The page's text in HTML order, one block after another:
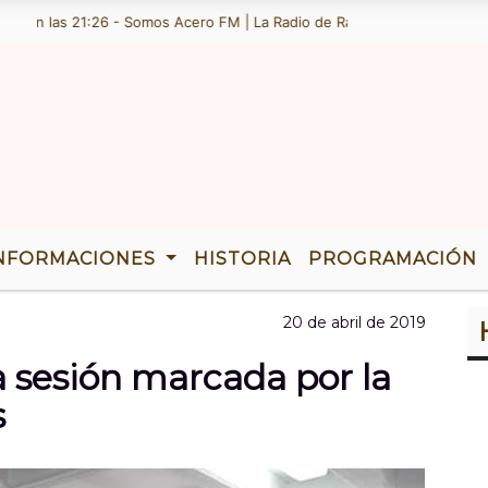
21:26 - Somos Acero FM | La Radio de Ramallo | TENEMOS 36
HISTORIA PROGRAMACIÓN
20 de abril de 2019
sesión marcada por la